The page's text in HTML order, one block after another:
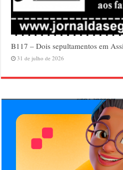
B117 – Dois sepultamentos em
31 de julho de 2026